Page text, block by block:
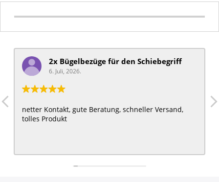
2x Bügelbezüge für ​den Schiebegriff
6. Juli, 2026.
netter Kontakt, gute Beratung, schneller Versand,
tolles Produkt